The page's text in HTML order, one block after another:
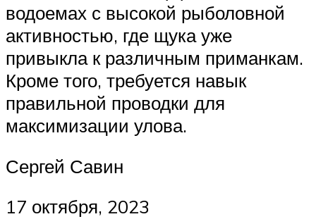
водоемах с высокой рыболовной
активностью, где щука уже
привыкла к различным приманкам.
Кроме того, требуется навык
правильной проводки для
максимизации улова.
Сергей Савин
17 октября, 2023